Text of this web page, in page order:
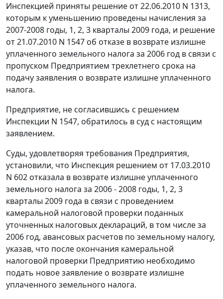
Инспекцией приняты решение от 22.06.2010 N 1313,
которым к уменьшению проведены начисления за
2007-2008 годы, 1, 2, 3 кварталы 2009 года, и решение
от 21.07.2010 N 1547 об отказе в возврате излишне
уплаченного земельного налога за 2006 год в связи с
пропуском Предприятием трехлетнего срока на
подачу заявления о возврате излишне уплаченного
налога.
Предприятие, не согласившись с решением
Инспекции N 1547, обратилось в суд с настоящим
заявлением.
Суды, удовлетворяя требования Предприятия,
установили, что Инспекция решением от 17.03.2010
N 602 отказала в возврате излишне уплаченного
земельного налога за 2006 - 2008 годы, 1, 2, 3
кварталы 2009 года в связи с проведением
камеральной налоговой проверки поданных
уточненных налоговых деклараций, в том числе за
2006 год, авансовых расчетов по земельному налогу,
указав, что после окончания камеральной
налоговой проверки Предприятию необходимо
подать новое заявление о возврате излишне
уплаченного земельного налога.